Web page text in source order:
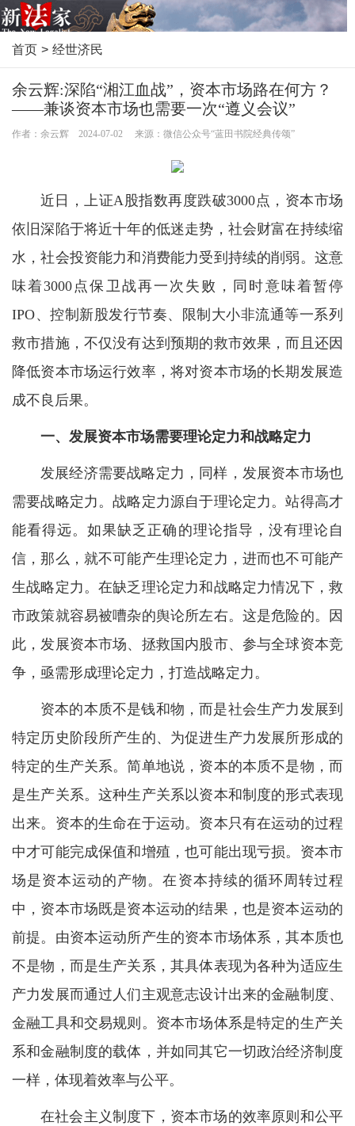
首页 > 经世济民
余云辉:深陷“湘江血战”，资本市场路在何方？
——兼谈资本市场也需要一次“遵义会议”
作者：余云辉 2024-07-02 来源：微信公众号“蓝田书院经典传颂”
近日，上证A股指数再度跌破3000点，资本市场
依旧深陷于将近十年的低迷走势，社会财富在持续缩
水，社会投资能力和消费能力受到持续的削弱。这意
味着3000点保卫战再一次失败，同时意味着暂停
IPO、控制新股发行节奏、限制大小非流通等一系列
救市措施，不仅没有达到预期的救市效果，而且还因
降低资本市场运行效率，将对资本市场的长期发展造
成不良后果。
一、发展资本市场需要理论定力和战略定力
发展经济需要战略定力，同样，发展资本市场也
需要战略定力。战略定力源自于理论定力。站得高才
能看得远。如果缺乏正确的理论指导，没有理论自
信，那么，就不可能产生理论定力，进而也不可能产
生战略定力。在缺乏理论定力和战略定力情况下，救
市政策就容易被嘈杂的舆论所左右。这是危险的。因
此，发展资本市场、拯救国内股市、参与全球资本竞
争，亟需形成理论定力，打造战略定力。
资本的本质不是钱和物，而是社会生产力发展到
特定历史阶段所产生的、为促进生产力发展所形成的
特定的生产关系。简单地说，资本的本质不是物，而
是生产关系。这种生产关系以资本和制度的形式表现
出来。资本的生命在于运动。资本只有在运动的过程
中才可能完成保值和增殖，也可能出现亏损。资本市
场是资本运动的产物。在资本持续的循环周转过程
中，资本市场既是资本运动的结果，也是资本运动的
前提。由资本运动所产生的资本市场体系，其本质也
不是物，而是生产关系，其具体表现为各种为适应生
产力发展而通过人们主观意志设计出来的金融制度、
金融工具和交易规则。资本市场体系是特定的生产关
系和金融制度的载体，并如同其它一切政治经济制度
一样，体现着效率与公平。
在社会主义制度下，资本市场的效率原则和公平